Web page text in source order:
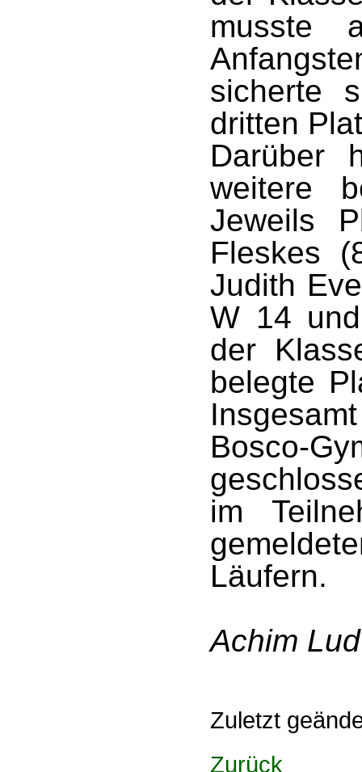
musste
sicherte
dritten
Darüber
weitere
Jeweils
Fleskes
Judith
W 14
der
belegte
Bosco-
im
Läufern.
Achim
Zuletzt
Zurück